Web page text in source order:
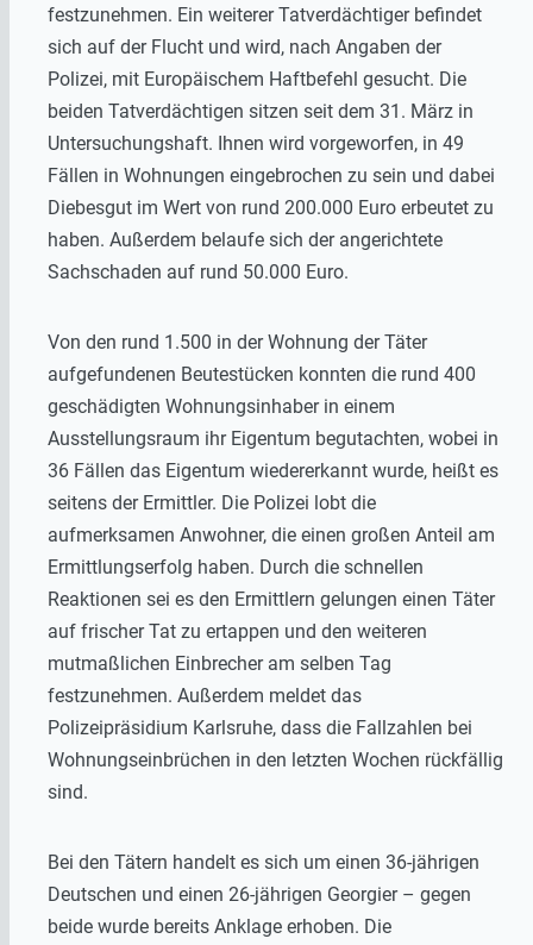
festzunehmen. Ein weiterer Tatverdächtiger befindet
sich auf der Flucht und wird, nach Angaben der
Polizei, mit Europäischem Haftbefehl gesucht. Die
beiden Tatverdächtigen sitzen seit dem 31. März in
Untersuchungshaft. Ihnen wird vorgeworfen, in 49
Fällen in Wohnungen eingebrochen zu sein und dabei
Diebesgut im Wert von rund 200.000 Euro erbeutet zu
haben. Außerdem belaufe sich der angerichtete
Sachschaden auf rund 50.000 Euro.
Von den rund 1.500 in der Wohnung der Täter
aufgefundenen Beutestücken konnten die rund 400
geschädigten Wohnungsinhaber in einem
Ausstellungsraum ihr Eigentum begutachten, wobei in
36 Fällen das Eigentum wiedererkannt wurde, heißt es
seitens der Ermittler. Die Polizei lobt die
aufmerksamen Anwohner, die einen großen Anteil am
Ermittlungserfolg haben. Durch die schnellen
Reaktionen sei es den Ermittlern gelungen einen Täter
auf frischer Tat zu ertappen und den weiteren
mutmaßlichen Einbrecher am selben Tag
festzunehmen. Außerdem meldet das
Polizeipräsidium Karlsruhe, dass die Fallzahlen bei
Wohnungseinbrüchen in den letzten Wochen rückfällig
sind.
Bei den Tätern handelt es sich um einen 36-jährigen
Deutschen und einen 26-jährigen Georgier – gegen
beide wurde bereits Anklage erhoben. Die